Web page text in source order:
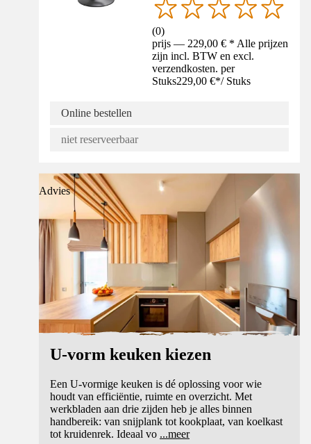
(0)
prijs — 229,00 € * Alle prijzen
zijn incl. BTW en excl.
verzendkosten. per
Stuks229,00 €*/ Stuks
Online bestellen
niet reserveerbaar
Advies
U-vorm keuken kiezen
Een U-vormige keuken is dé oplossing voor wie
houdt van efficiëntie, ruimte en overzicht. Met
werkbladen aan drie zijden heb je alles binnen
handbereik: van snijplank tot kookplaat, van koelkast
tot kruidenrek. Ideaal vo ...meer